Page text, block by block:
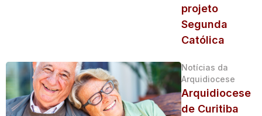
projeto
Segunda
Católica
Notícias da
Arquidiocese
Arquidiocese
de Curitiba